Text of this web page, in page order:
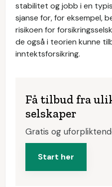
stabilitet og jobb i en
sjanse for, for eksempel,
risikoen for
de også i teorien kunne
inntektsforsikring.
Få tilbud fra
selskaper
Gratis og
Start her